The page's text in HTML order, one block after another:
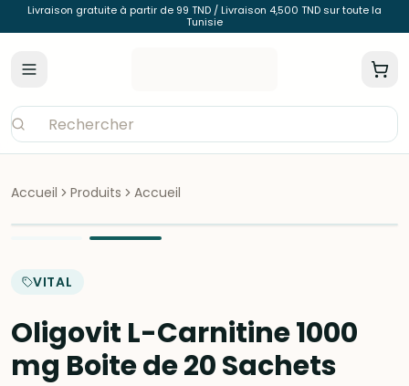
Livraison gratuite à partir de 99 TND / Livraison 4,500 TND sur toute la
Tunisie
Accueil Produits Accueil
VITAL
Oligovit L-Carnitine 1000
mg Boite de 20 Sachets